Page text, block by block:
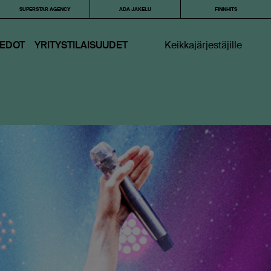
SUPERSTAR AGENCY ADA JAKELU FINNHITS
YRITYSTILAISUUDET Keikkajärjestäjille